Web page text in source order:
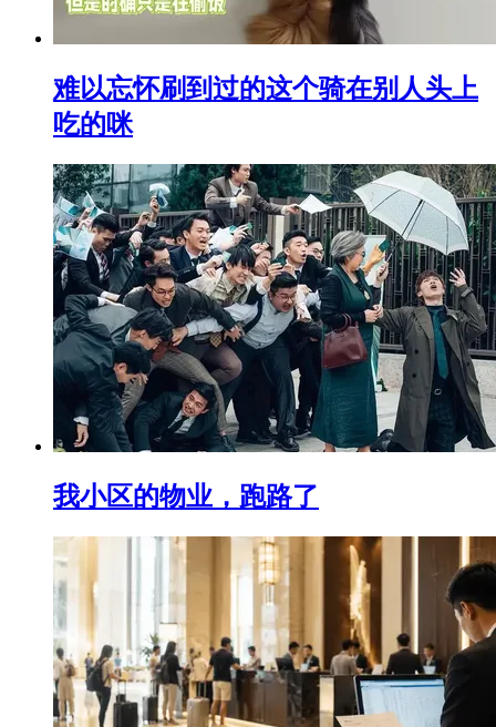
难以忘怀刷到过的这个骑在别人头上
吃的咪
我小区的物业，跑路了